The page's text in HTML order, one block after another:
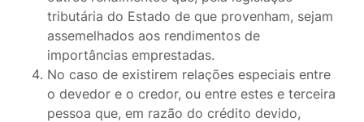
tributária do Estado de que provenham, sejam
assemelhados aos rendimentos de
importâncias emprestadas.
No caso de existirem relações especiais entre
o devedor e o credor, ou entre estes e terceira
pessoa que, em razão do crédito devido,